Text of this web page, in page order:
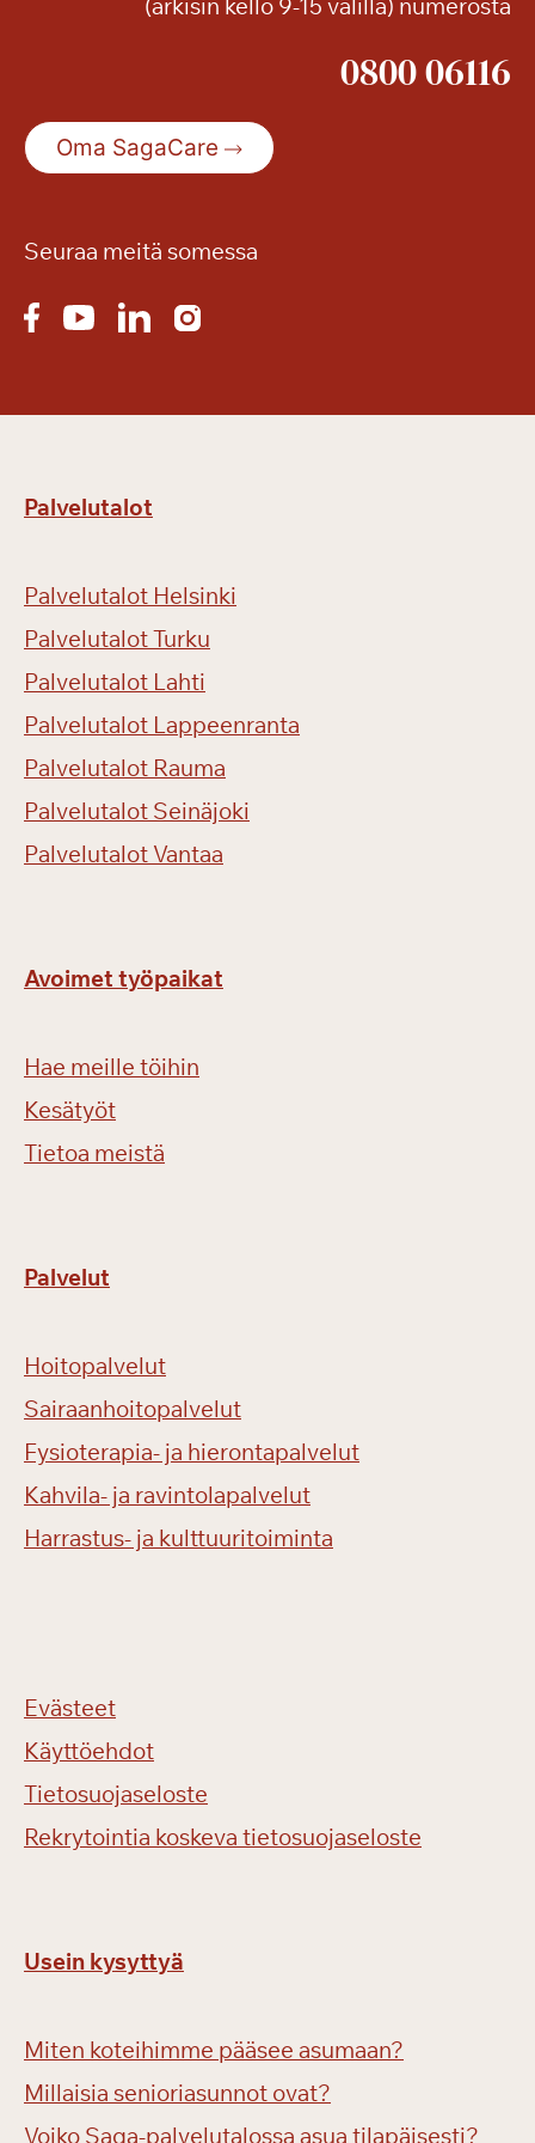
n
s
0800 06116
Oma SagaCare
Seuraa meitä somessa
Palvelutalot
Palvelutalot Helsinki
Palvelutalot Turku
Palvelutalot Lahti
Palvelutalot Lappeenranta
Palvelutalot Rauma
Palvelutalot Seinäjoki
Palvelutalot Vantaa
Avoimet työpaikat
Hae meille töihin
Kesätyöt
Tietoa meistä
Palvelut
Hoitopalvelut
Sairaanhoitopalvelut
Fysioterapia- ja hierontapalvelut
Kahvila- ja ravintolapalvelut
Harrastus- ja kulttuuritoiminta
Evästeet
Käyttöehdot
Tietosuojaseloste
Rekrytointia koskeva tietosuojaseloste
Usein kysyttyä
Miten koteihimme pääsee asumaan?
Millaisia senioriasunnot ovat?
Voiko Saga-palvelutalossa asua tilapäisesti?